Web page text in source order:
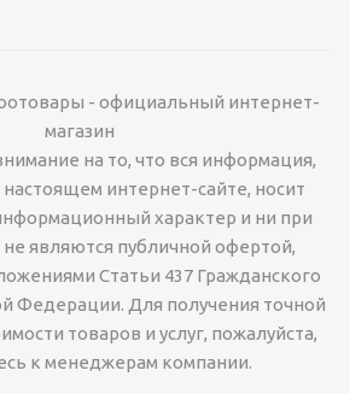
- официальный интернет-
магазин
на то, что вся информация,
интернет-сайте, носит
характер и ни при
не являются публичной офертой,
Статьи 437 Гражданского
Федерации. Для получения точной
товаров и услуг, пожалуйста,
к менеджерам компании.